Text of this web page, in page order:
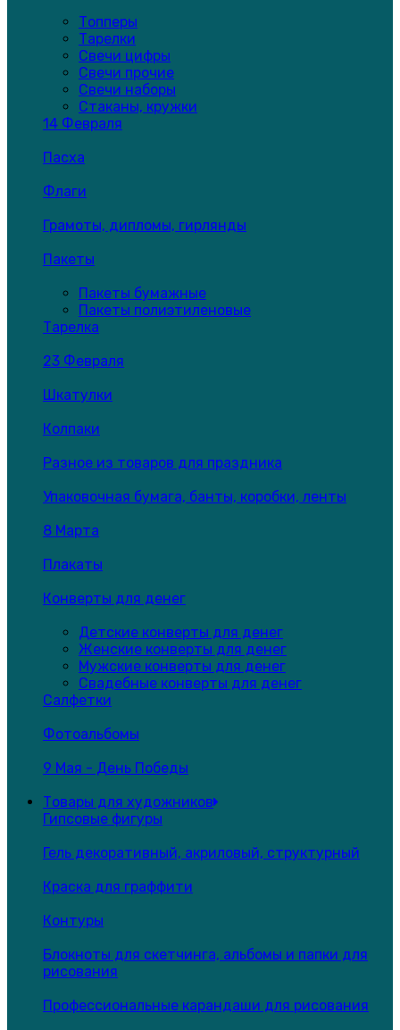
Топперы
Тарелки
Свечи цифры
Свечи прочие
Свечи наборы
Стаканы, кружки
14 Февраля
Пасха
Флаги
Грамоты, дипломы, гирлянды
Пакеты
Пакеты бумажные
Пакеты полиэтиленовые
Тарелка
23 Февраля
Шкатулки
Колпаки
Разное из товаров для праздника
Упаковочная бумага, банты, коробки, ленты
8 Марта
Плакаты
Конверты для денег
Детские конверты для денег
Женские конверты для денег
Мужские конверты для денег
Свадебные конверты для денег
Салфетки
Фотоальбомы
9 Мая - День Победы
Товары для художников
Гипсовые фигуры
Гель декоративный, акриловый, структурный
Краска для граффити
Контуры
Блокноты для скетчинга, альбомы и папки для
рисования
Профессиональные карандаши для рисования